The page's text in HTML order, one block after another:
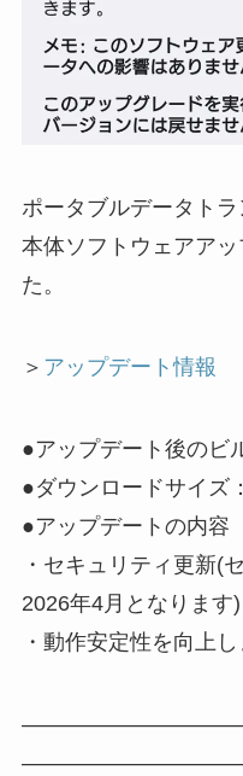
ポータブルデータトラ
本体ソフトウェアア
た。
＞ アップデート情報
●アップデート後のビ
●ダウンロードサイズ
●アップデートの内容
・セキュリティ更新(
2026年4月となります)
・動作安定性を向上